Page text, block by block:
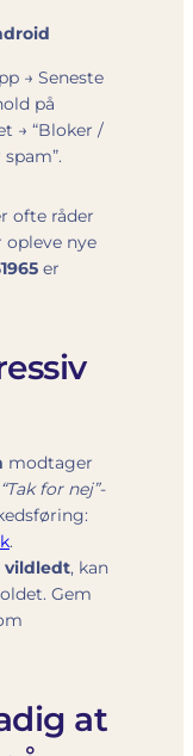
→ Seneste
på
→ “Bloker /
ofte råder
opleve nye
er
modtager
“Tak for nej”-
.
vildledt, kan
Gem
at